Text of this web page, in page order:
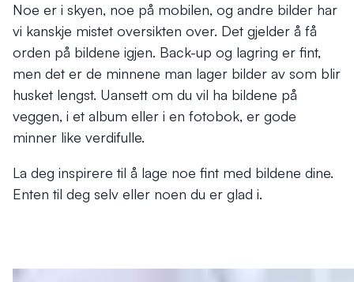
Noe er i skyen, noe på mobilen, og andre bilder har
vi kanskje mistet oversikten over. Det gjelder å få
orden på bildene igjen. Back-up og lagring er fint,
men det er de minnene man lager bilder av som blir
husket lengst. Uansett om du vil ha bildene på
veggen, i et album eller i en fotobok, er gode
minner like verdifulle.
La deg inspirere til å lage noe fint med bildene dine.
Enten til deg selv eller noen du er glad i.